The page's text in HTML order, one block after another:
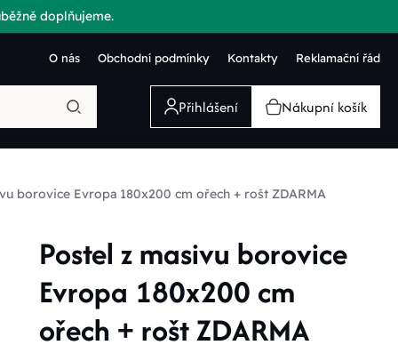
doplňujeme.
O nás Obchodní podmínky Kontakty Reklamační řád
Přihlášení Nákupní košík
borovice Evropa 180x200 cm ořech + rošt ZDARMA
Postel z masivu borovice
Evropa 180x200 cm
ořech + rošt ZDARMA